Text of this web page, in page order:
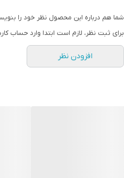
قطر صفحه ساعت
شما هم درباره این محصول نظر خود را
برای ثبت نظر، لازم است ابتدا وارد حساب
افزودن نظر